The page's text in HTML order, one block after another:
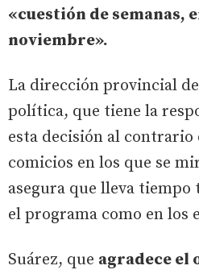
«cuestión de semanas,
noviembre».
La dirección provincial
política, que tiene la
esta decisión al contrario
comicios en los que se
asegura que lleva
el programa como en los
Suárez, que agradece